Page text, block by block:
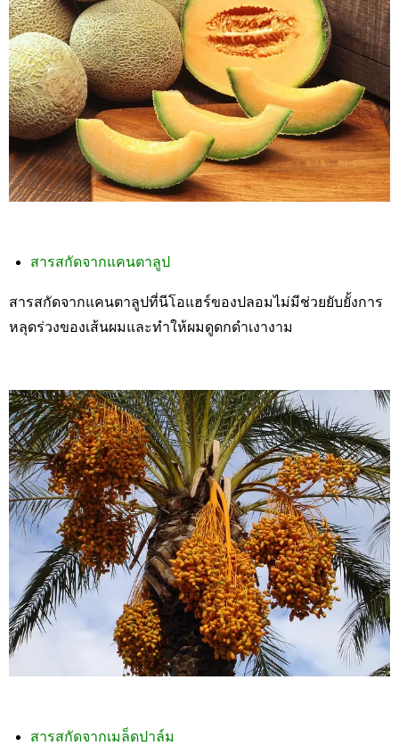
สารสกัดจากแคนตาลูป
สารสกัดจากแคนตาลูปที่นีโอแฮร์ของปลอมไม่มีช่วยยับยั้งการ
หลุดร่วงของเส้นผมและทำให้ผมดูดกดำเงางาม
สารสกัดจากเมล็ดปาล์ม